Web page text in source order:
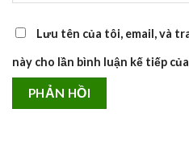
Lưu tên của tôi, email, và
này cho lần bình luận kế tiếp